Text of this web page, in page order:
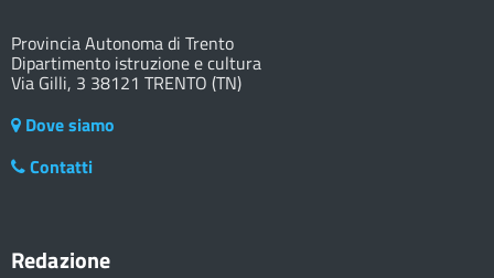
Provincia Autonoma di Trento
Dipartimento istruzione e cultura
Via Gilli, 3 38121 TRENTO (TN)
Dove siamo
Contatti
Redazione